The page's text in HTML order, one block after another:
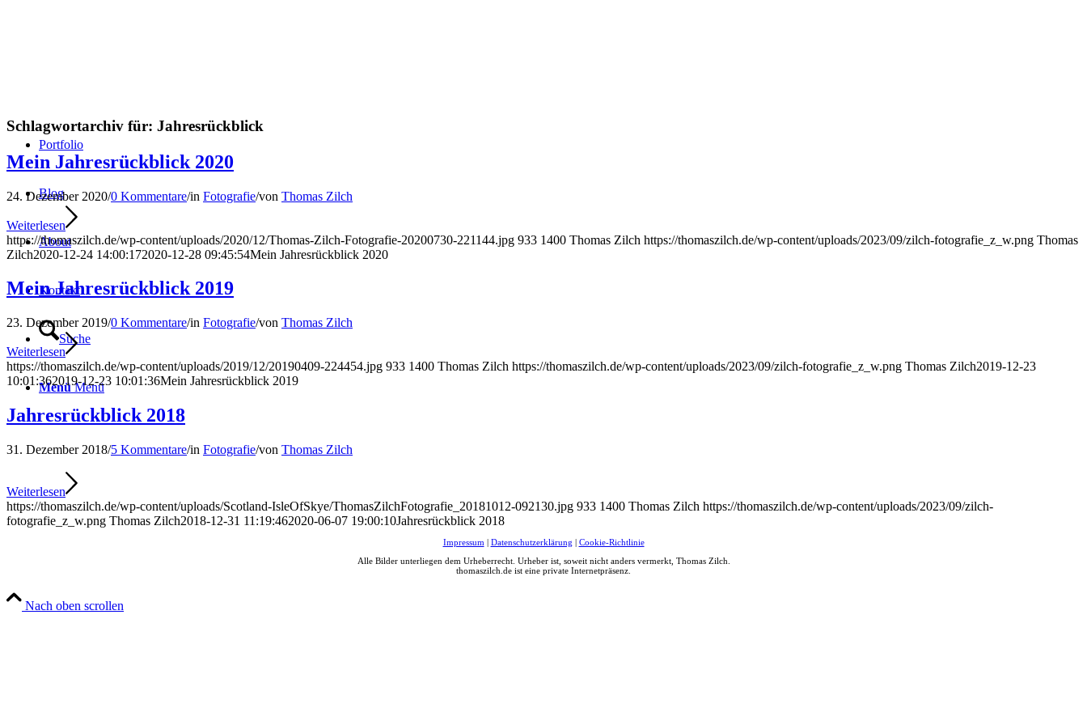
Portfolio
Blog
About
Kontakt
Suche
Menü Menü
Schlagwortarchiv für: Jahresrückblick
Mein Jahresrückblick 2020
24. Dezember 2020/0 Kommentare/in Fotografie/von Thomas Zilch
Weiterlesen
https://thomaszilch.de/wp-content/uploads/2020/12/Thomas-Zilch-Fotografie-20200730-221144.jpg 933 1400 Thomas Zilch https://thomaszilch.de/wp-content/uploads/2023/09/zilch-fotografie_z_w.png Thomas
Zilch2020-12-24 14:00:172020-12-28 09:45:54Mein Jahresrückblick 2020
Mein Jahresrückblick 2019
23. Dezember 2019/0 Kommentare/in Fotografie/von Thomas Zilch
Weiterlesen
https://thomaszilch.de/wp-content/uploads/2019/12/20190409-224454.jpg 933 1400 Thomas Zilch https://thomaszilch.de/wp-content/uploads/2023/09/zilch-fotografie_z_w.png Thomas Zilch2019-12-23
10:01:362019-12-23 10:01:36Mein Jahresrückblick 2019
Jahresrückblick 2018
31. Dezember 2018/5 Kommentare/in Fotografie/von Thomas Zilch
Weiterlesen
https://thomaszilch.de/wp-content/uploads/Scotland-IsleOfSkye/ThomasZilchFotografie_20181012-092130.jpg 933 1400 Thomas Zilch https://thomaszilch.de/wp-content/uploads/2023/09/zilch-
fotografie_z_w.png Thomas Zilch2018-12-31 11:19:462020-06-07 19:00:10Jahresrückblick 2018
Impressum | Datenschutzerklärung | Cookie-Richtlinie
Alle Bilder unterliegen dem Urheberrecht. Urheber ist, soweit nicht anders vermerkt, Thomas Zilch.
thomaszilch.de ist eine private Internetpräsenz.
Nach oben scrollen